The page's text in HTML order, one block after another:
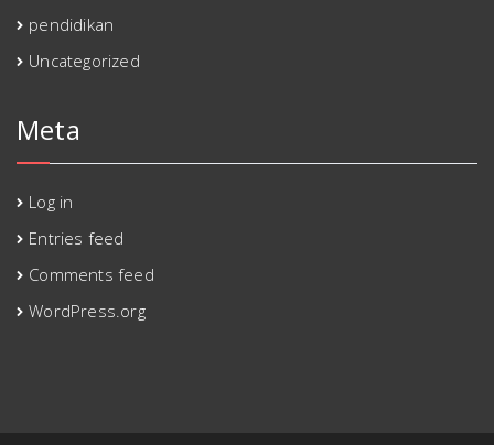
pendidikan
Uncategorized
Meta
Log in
Entries feed
Comments feed
WordPress.org